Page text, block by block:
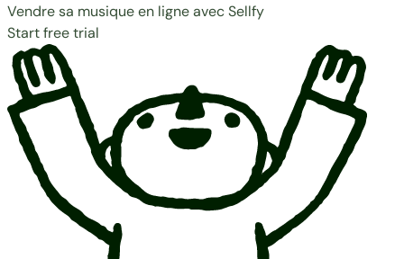
Vendre sa musique en ligne avec Sellfy
Start free trial